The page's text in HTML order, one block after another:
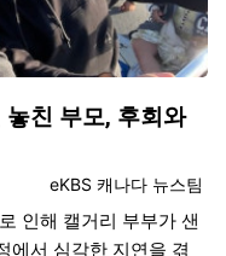
친 부모, 후회와
등록자
eKBS 캐나다 뉴스팀
인해 캘거리 부부가 샌
에서 심각한 지연을 겪